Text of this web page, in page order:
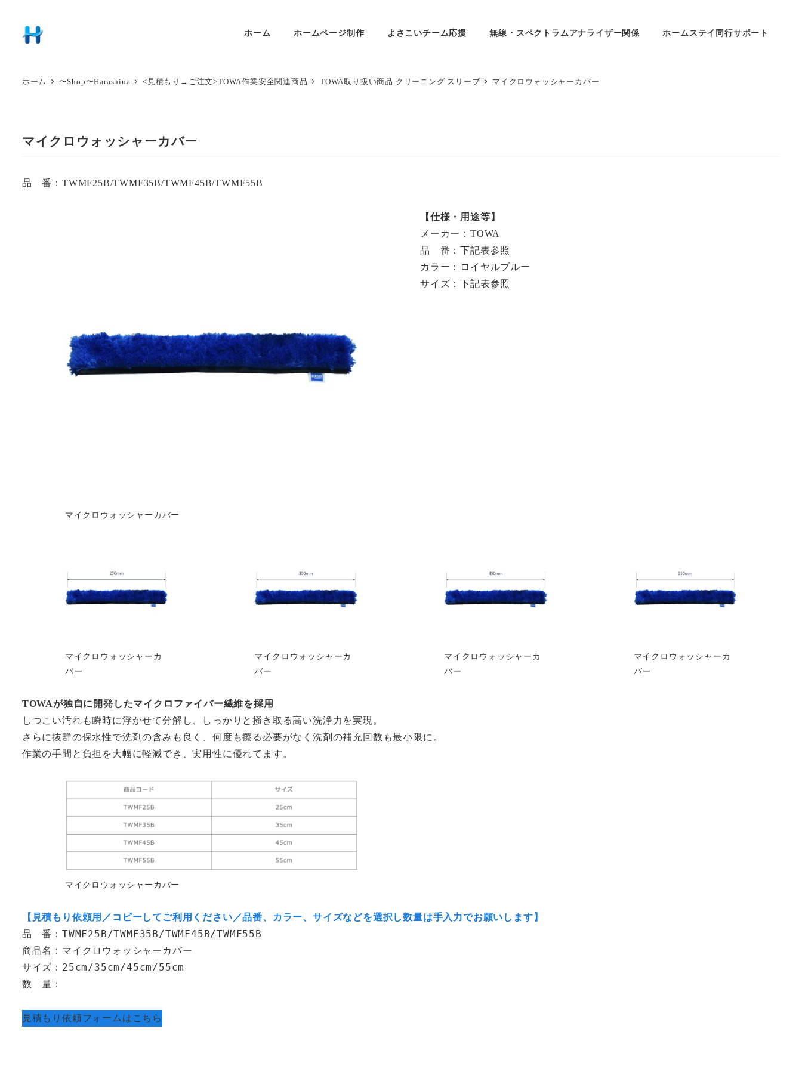
ホーム ホームページ制作 よさこいチーム応援 無線・スペクトラムアナライザー関係 ホームステイ同行サポート
ホーム 〜Shop〜Harashina <見積もり→ご注文>TOWA作業安全関連商品 TOWA取り扱い商品 クリーニング スリーブ マイクロウォッシャーカバー
マイクロウォッシャーカバー
品 番：TWMF25B/TWMF35B/TWMF45B/TWMF55B
マイクロウォッシャーカバー
【仕様・用途等】
メーカー：TOWA
品 番：下記表参照
カラー：ロイヤルブルー
サイズ：下記表参照
マイクロウォッシャーカ
バー
マイクロウォッシャーカ
バー
マイクロウォッシャーカ
バー
マイクロウォッシャーカ
バー
TOWAが独自に開発したマイクロファイバー繊維を採用
しつこい汚れも瞬時に浮かせて分解し、しっかりと掻き取る高い洗浄力を実現。
さらに抜群の保水性で洗剤の含みも良く、何度も擦る必要がなく洗剤の補充回数も最小限に。
作業の手間と負担を大幅に軽減でき、実用性に優れてます。
マイクロウォッシャーカバー
【見積もり依頼用／コピーしてご利用ください／品番、カラー、サイズなどを選択し数量は手入力でお願いします】
品　番：TWMF25B/TWMF35B/TWMF45B/TWMF55B
商品名：マイクロウォッシャーカバー
サイズ：25cm/35cm/45cm/55cm
数　量：
見積もり依頼フォームはこちら